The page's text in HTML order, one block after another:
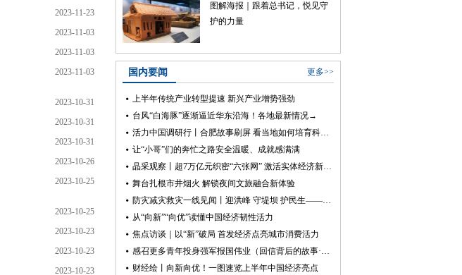
2023-11-23
2023-11-03
2023-11-03
2023-11-03
2023-10-31
2023-10-31
2023-10-31
2023-10-26
2023-10-25
2023-10-25
2023-10-23
2023-10-23
2023-10-23
图解海报｜跟着总书记，悦见守
护的力量
国内要闻 更多>>
上半年传统产业转型提速 新兴产业增势强劲
台风“白海豚”逐渐逼近华东沿海！各地最新情况→
活力中国调研行丨合肥故事刷屏 看当地如何培育科技创业沃土
让“小哥”们的奔忙之路安全温暖、成就感满满
晶采观察丨超7万亿元织密“六张网” 激活实体经济新动能
舞台扎根市井烟火 解锁夜间文旅融合新体验
防灾减灾救灾一线见闻丨迎洪峰 守堤坝 护民生——黑龙江防汛抗洪一线见闻
从“向新”“向优”读懂中国经济韧性活力
焦点访谈｜以“新”破局 首发经济点亮城市消费活力
感召更多青年投身强军报国伟业（回信背后的故事·传承红色基因）
财经绘丨向新向优！一图速览上半年中国经济亮点